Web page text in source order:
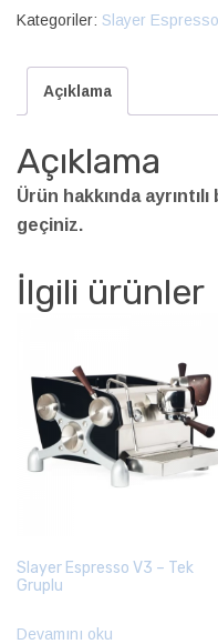
Kategoriler: Slayer
Açıklama
Açıklama
Ürün hakkında
geçiniz.
İlgili ürünler
Slayer Espresso V3 – Tek
Gruplu
Devamını oku